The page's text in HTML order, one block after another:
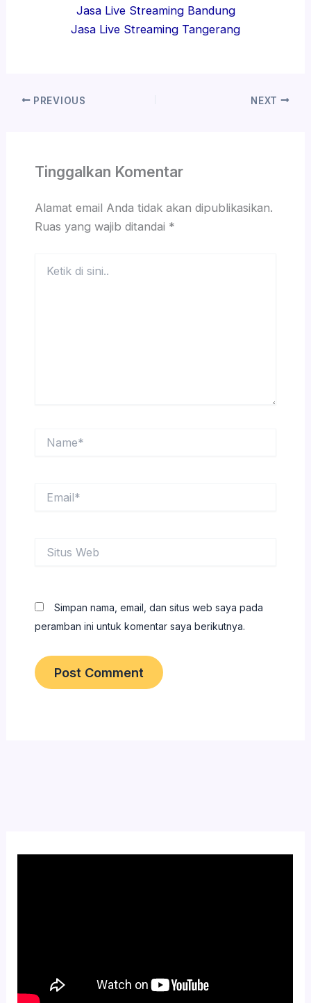
Jasa Live Streaming Bandung
Jasa Live Streaming Tangerang
PREVIOUS NEXT
Tinggalkan Komentar
Alamat email Anda tidak akan dipublikasikan.
Ruas yang wajib ditandai *
Web
Simpan nama, email, dan situs web saya pada
peramban ini untuk komentar saya berikutnya.